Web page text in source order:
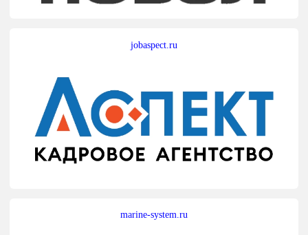
jobaspect.ru
marine-system.ru